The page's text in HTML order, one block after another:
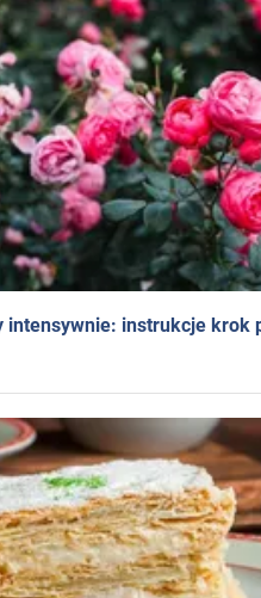
intensywnie: instrukcje krok